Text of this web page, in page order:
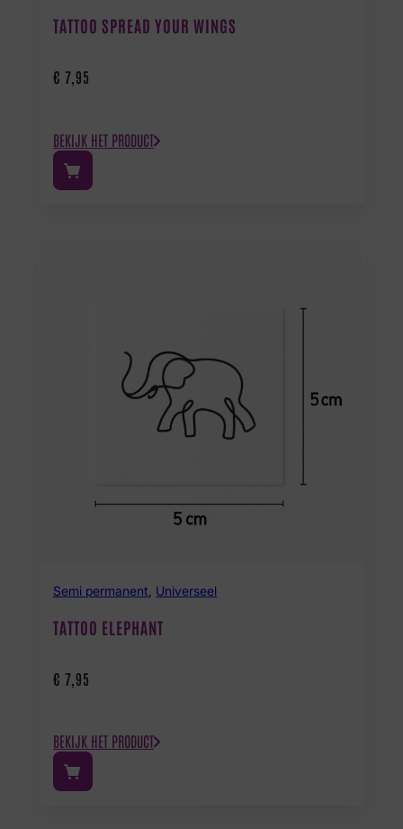
TATTOO SPREAD YOUR WINGS
€ 7,95
BEKIJK HET PRODUCT
Semi permanent Universeel
TATTOO ELEPHANT
€ 7,95
BEKIJK HET PRODUCT